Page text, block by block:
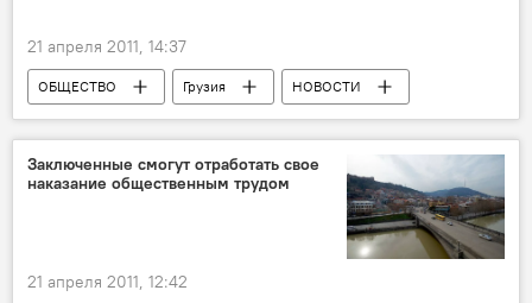
21 апреля 2011, 14:37
ОБЩЕСТВО Грузия НОВОСТИ
Заключенные смогут отработать свое
наказание общественным трудом
21 апреля 2011, 12:42